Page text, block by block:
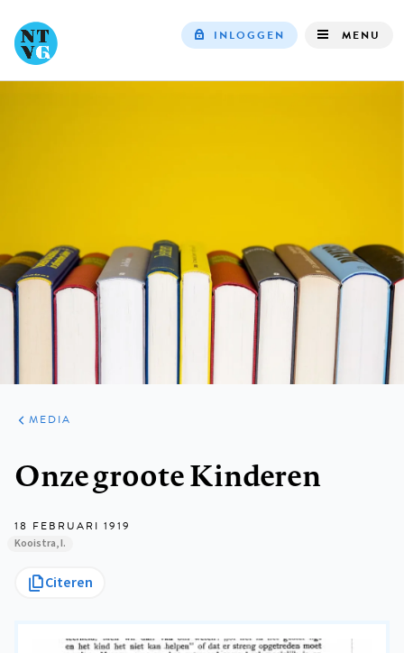
INLOGGEN MENU
ARTIKELEN
VARIA
MEDIA
Onze groote Kinderen
18 FEBRUARI 1919
Kooistra, I.
Citeren